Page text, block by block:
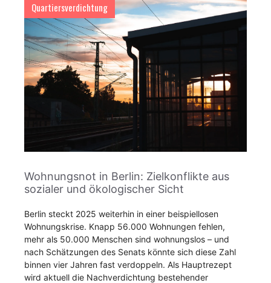
Quartiersverdichtung
Wohnungsnot in Berlin: Zielkonflikte aus
sozialer und ökologischer Sicht
Berlin steckt 2025 weiterhin in einer beispiellosen
Wohnungskrise. Knapp 56.000 Wohnungen fehlen,
mehr als 50.000 Menschen sind wohnungslos – und
nach Schätzungen des Senats könnte sich diese Zahl
binnen vier Jahren fast verdoppeln. Als Hauptrezept
wird aktuell die Nachverdichtung bestehender